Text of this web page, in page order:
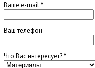
Ваше e-mail*
Ваш телефон
Что Вас интересует?*